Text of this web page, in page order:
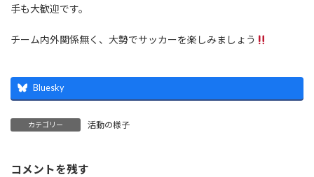
手も大歓迎です。
チーム内外関係無く、大勢でサッカーを楽しみましょう
Bluesky
カテゴリー 活動の様子
コメントを残す